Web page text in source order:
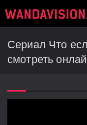
Сериал Что
смотреть